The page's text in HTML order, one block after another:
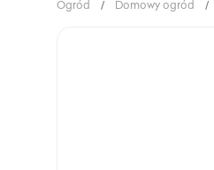
Ogród / Domowy ogród /